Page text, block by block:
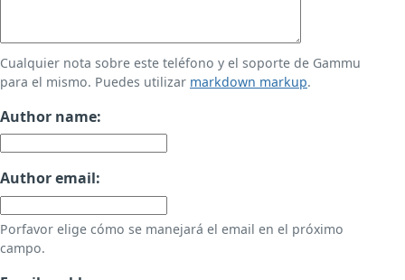
Cualquier nota sobre este teléfono y el soporte de Gammu
para el mismo. Puedes utilizar markdown markup.
Author name:
Author email:
Porfavor elige cómo se manejará el email en el próximo
campo.